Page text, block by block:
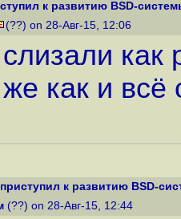
к развитию BSD-
(??) on 28-Авг-15, 12:06
как
как и всё
к развитию BSD-
(??) on 28-Авг-15, 12:44